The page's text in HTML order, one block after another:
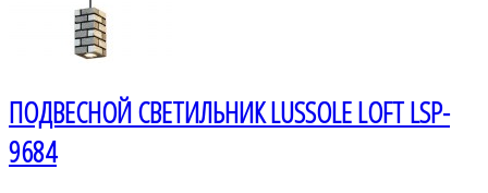
ПОДВЕСНОЙ СВЕТИЛЬНИК LUSSOLE LOFT LSP-
9684